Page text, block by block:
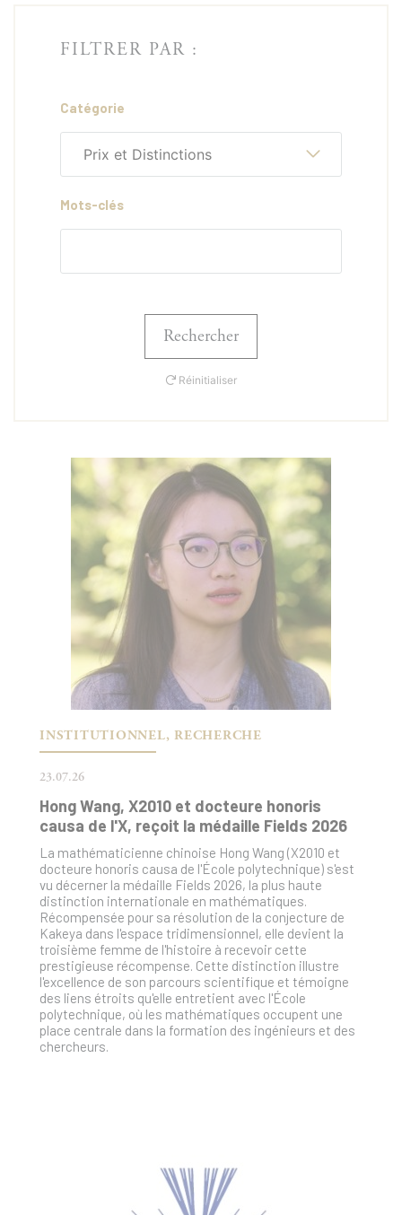
FILTRER PAR :
Catégorie
Prix et Distinctions
Mots-clés
Rechercher
Réinitialiser
INSTITUTIONNEL, RECHERCHE
23.07.26
Hong Wang, X2010 et docteure honoris
causa de l'X, reçoit la médaille Fields 2026
La mathématicienne chinoise Hong Wang (X2010 et
docteure honoris causa de l'École polytechnique) s'est
vu décerner la médaille Fields 2026, la plus haute
distinction internationale en mathématiques.
Récompensée pour sa résolution de la conjecture de
Kakeya dans l'espace tridimensionnel, elle devient la
troisième femme de l'histoire à recevoir cette
prestigieuse récompense. Cette distinction illustre
l'excellence de son parcours scientifique et témoigne
des liens étroits qu'elle entretient avec l'École
polytechnique, où les mathématiques occupent une
place centrale dans la formation des ingénieurs et des
chercheurs.